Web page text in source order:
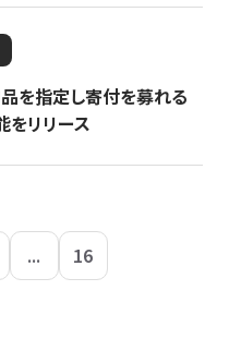
を指定し寄付を募れる
をリリース
... 16